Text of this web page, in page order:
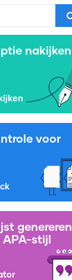
nakijken
voor
genereren
APA-stijl